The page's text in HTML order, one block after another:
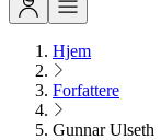
Hjem
Forfattere
Gunnar Ulseth